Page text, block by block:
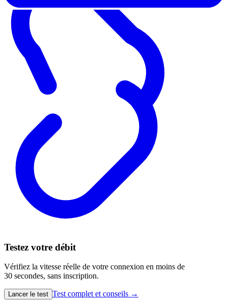
Testez votre débit
Vérifiez la vitesse réelle de votre connexion en moins de
30 secondes, sans inscription.
Lancer le test Test complet et conseils →